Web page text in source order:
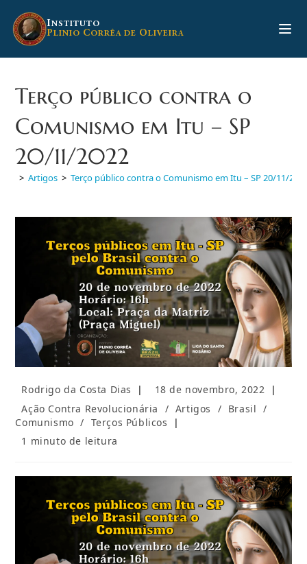
para
INSTITUTO
PLINIO CORRÊA DE OLIVEIRA
Terço público contra o
Comunismo em Itu – SP
20/11/2022
> Artigos > Terço público contra o Comunismo em Itu – SP 20/11/
Autor
post:
Rodrigo da Costa Dias
Post
18 de novembro, 2022
Categoria
do
Ação Contra Revolucionária / Artigos / Brasil /
Comunismo / Terços Públicos
Tempo
1 minuto de leitura